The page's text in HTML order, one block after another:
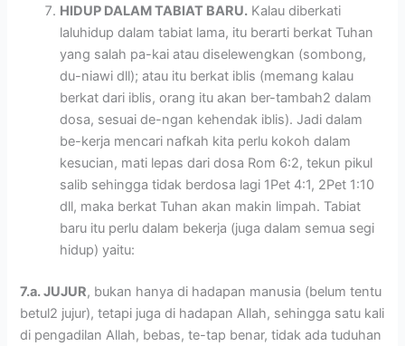
HIDUP DALAM TABIAT BARU. Kalau diberkati
laluhidup dalam tabiat lama, itu berarti berkat Tuhan
yang salah pa-kai atau diselewengkan (sombong,
du-niawi dll); atau itu berkat iblis (memang kalau
berkat dari iblis, orang itu akan ber-tambah2 dalam
dosa, sesuai de-ngan kehendak iblis). Jadi dalam
be-kerja mencari nafkah kita perlu kokoh dalam
kesucian, mati lepas dari dosa Rom 6:2, tekun pikul
salib sehingga tidak berdosa lagi 1Pet 4:1, 2Pet 1:10
dll, maka berkat Tuhan akan makin limpah. Tabiat
baru itu perlu dalam bekerja (juga dalam semua segi
hidup) yaitu:
7.a. JUJUR, bukan hanya di hadapan manusia (belum tentu
betul2 jujur), tetapi juga di hadapan Allah, sehingga satu kali
di pengadilan Allah, bebas, te-tap benar, tidak ada tuduhan